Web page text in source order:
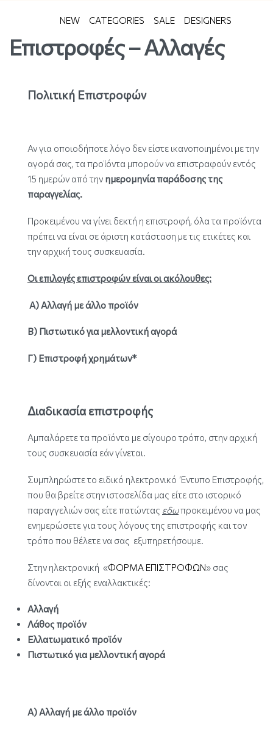
NEW CATEGORIES SALE DESIGNERS
Επιστροφές – Αλλαγές
Πολιτική Επιστροφών
Αν για οποιοδήποτε λόγο δεν είστε ικανοποιημένοι με την
αγορά σας, τα προϊόντα μπορούν να επιστραφούν εντός
15 ημερών από την ημερομηνία παράδοσης της
παραγγελίας.
Προκειμένου να γίνει δεκτή η επιστροφή, όλα τα προϊόντα
πρέπει να είναι σε άριστη κατάσταση με τις ετικέτες και
την αρχική τους συσκευασία.
Οι επιλογές επιστροφών είναι οι ακόλουθες:
Α) Αλλαγή με άλλο προϊόν
Β) Πιστωτικό για μελλοντική αγορά
Γ) Επιστροφή χρημάτων*
Διαδικασία επιστροφής
Αμπαλάρετε τα προϊόντα με σίγουρο τρόπο, στην αρχική
τους συσκευασία εάν γίνεται.
Συμπληρώστε το ειδικό ηλεκτρονικό Έντυπο Επιστροφής,
που θα βρείτε στην ιστοσελίδα μας είτε στο ιστορικό
παραγγελιών σας είτε πατώντας εδωπροκειμένου να μας
ενημερώσετε για τους λόγους της επιστροφής και τον
τρόπο που θέλετε να σας εξυπηρετήσουμε.
Στην ηλεκτρονική «ΦΟΡΜΑ ΕΠΙΣΤΡΟΦΩΝ» σας
δίνονται οι εξής εναλλακτικές:
Αλλαγή
Λάθος προϊόν
Ελλατωματικό προϊόν
Πιστωτικό για μελλοντική αγορά
Α) Αλλαγή με άλλο προϊόν